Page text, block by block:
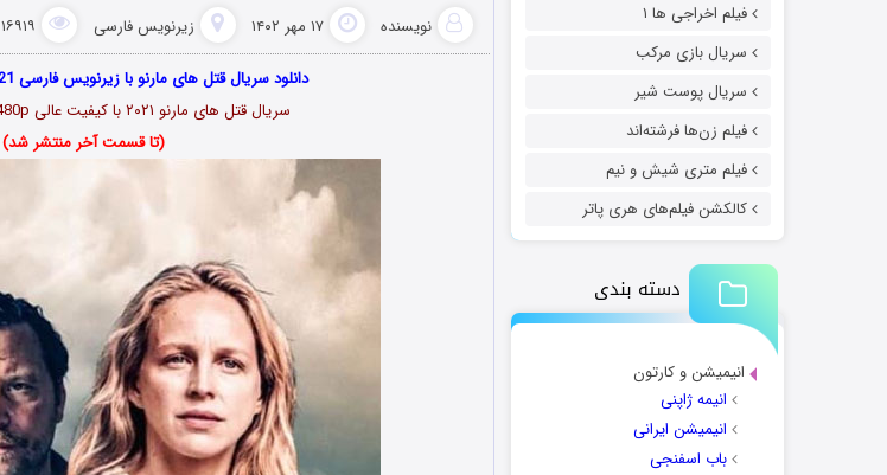
فیلم اخراجی ها ۱
سریال بازی مرکب
سریال پوست شیر
فیلم زن‌ها فرشته‌اند
فیلم متری شیش و نیم
کالکشن فیلم‌های هری پاتر
دسته بندی
انیمیشن و کارتون
انیمه ژاپنی
انیمیشن ایرانی
باب اسفنجی
نویسنده ۱۷ مهر ۱۴۰۲ زیرنویس فارسی ۱۶۹۱۹ بازدید
دانلود سریال قتل های مارنو با زیرنویس فارسی Marnow Murders 2021
سریال قتل های مارنو ۲۰۲۱ با کیفیت عالی 1080p & 720p & 480p
(تا قسمت آخر منتشر شد)